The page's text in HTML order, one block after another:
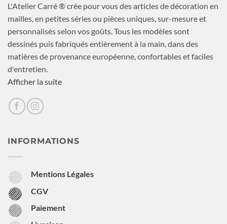
L'Atelier Carré ® crée pour vous des articles de décoration en
mailles, en petites séries ou pièces uniques, sur-mesure et
personnalisés selon vos goûts. Tous les modèles sont
dessinés puis fabriqués entièrement à la main, dans des
matières de provenance européenne, confortables et faciles
d'entretien.
Afficher la suite
INFORMATIONS
Mentions Légales
CGV
Paiement